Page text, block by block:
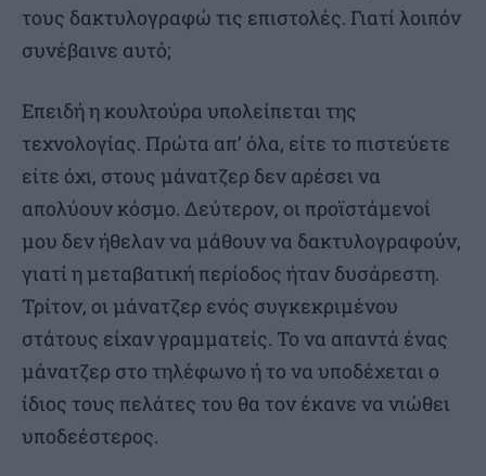
τους δακτυλογραφώ τις επιστολές. Γιατί λοιπόν
συνέβαινε αυτό;
Επειδή η κουλτούρα υπολείπεται της
τεχνολογίας. Πρώτα απ’ όλα, είτε το πιστεύετε
είτε όχι, στους μάνατζερ δεν αρέσει να
απολύουν κόσμο. Δεύτερον, οι προϊστάμενοί
μου δεν ήθελαν να μάθουν να δακτυλογραφούν,
γιατί η μεταβατική περίοδος ήταν δυσάρεστη.
Τρίτον, οι μάνατζερ ενός συγκεκριμένου
στάτους είχαν γραμματείς. Το να απαντά ένας
μάνατζερ στο τηλέφωνο ή το να υποδέχεται ο
ίδιος τους πελάτες του θα τον έκανε να νιώθει
υποδεέστερος.